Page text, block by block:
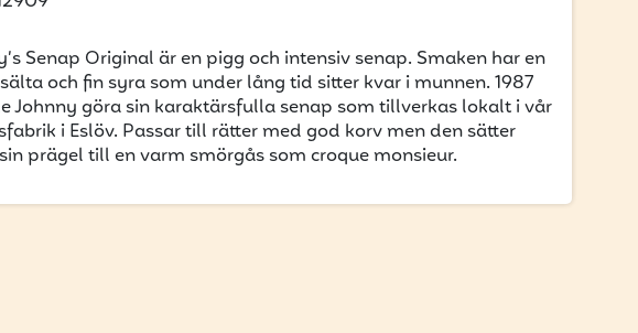
Senap Original är en pigg och intensiv senap. Smaken har en
och fin syra som under lång tid sitter kvar i munnen. 1987
Johnny göra sin karaktärsfulla senap som tillverkas lokalt i vår
i Eslöv. Passar till rätter med god korv men den sätter
prägel till en varm smörgås som croque monsieur.